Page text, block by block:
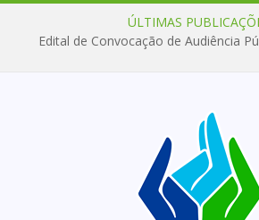
ÚLTIMAS
Edital de Convocação de Audiência